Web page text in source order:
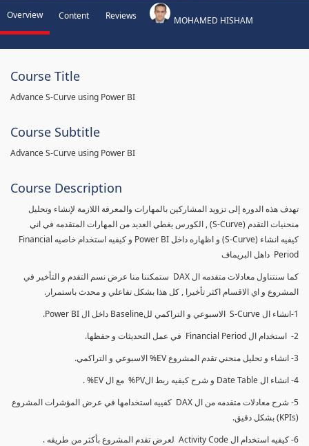
Overview Content Reviews MOHAMED HISHAM
Course Title
Advance S-Curve using Power BI
Course Subtitle
Advance S-Curve using Power BI
Course Description
تهدف هذه الدورة إلى تزويد المشاركين بالمهارات والمعرفة اللازمة لإنشاء وتحليل
منحنيات التقدم (S-Curve) , الكورس يغطي العديد من المهارات المتقدمه في اني
كيفيه انشاء (S-Curve) و اظهاره داخل Power BI و كيفيه استخدام خاصيه Financial
Period داهل البريماف
كما سنتناول معادلات متقدمه ال DAX ستمكننا منا عرض نسم التقدم و التأخير في
المشروع و اي الاقسام اكثر تأخيرا , كل هذا بشكل تفاعلي و محدث باستمرار.
1-انشاء ال S-Curve الاسبوعي و التراكمي للBaseline داخل ال Power BI.
2- استخدام ال Financial Period في عمل التحديثات و حفظها.
3- انشاء و تحليل منحني تقدم المشروع EV% الاسبوعي و التراكمي.
4- انشاء ال Date Table و شرح كيفيه ربط الPV% مع ال EV% .
5- شرح معادلات متقدمه من ال DAX كفييه استخدامها في عرض المؤشرات المشروع
(KPIs) بشكل دقيق.
6- كيفيه استخدام ال Activity Code لعرض تقدم المشروع بأكثر من طريقه .